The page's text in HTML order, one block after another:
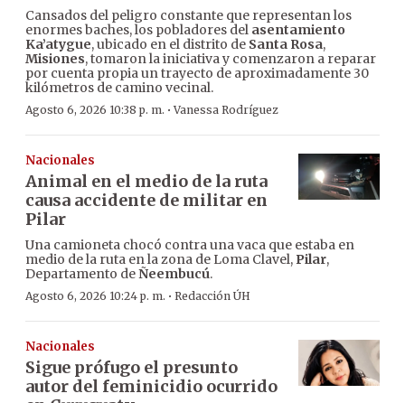
Cansados del peligro constante que representan los
enormes baches, los pobladores del asentamiento
Ka’atygue, ubicado en el distrito de Santa Rosa,
Misiones, tomaron la iniciativa y comenzaron a reparar
por cuenta propia un trayecto de aproximadamente 30
kilómetros de camino vecinal.
Agosto 6, 2026 10:38 p. m. ·Vanessa Rodríguez
Nacionales
Animal en el medio de la ruta
causa accidente de militar en
Pilar
Una camioneta chocó contra una vaca que estaba en
medio de la ruta en la zona de Loma Clavel, Pilar,
Departamento deÑeembucú.
Agosto 6, 2026 10:24 p. m. · Redacción ÚH
Nacionales
Sigue prófugo el presunto
autor del feminicidio ocurrido